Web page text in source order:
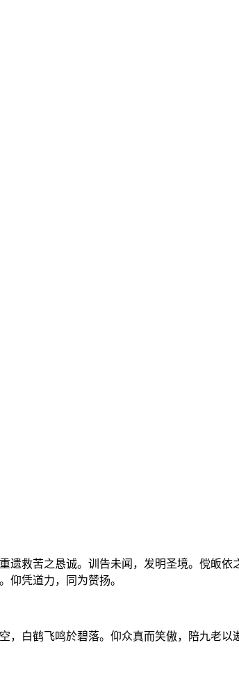
救苦之恳诚。训告未闻，发明圣境。傥皈依
仰凭道力，同为赞扬。
白鹤飞鸣於碧落。仰众真而笑傲，陪九老以